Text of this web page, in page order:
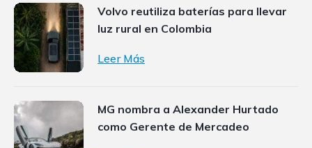
Volvo reutiliza baterías para llevar
luz rural en Colombia
Leer Más
MG nombra a Alexander Hurtado
como Gerente de Mercadeo